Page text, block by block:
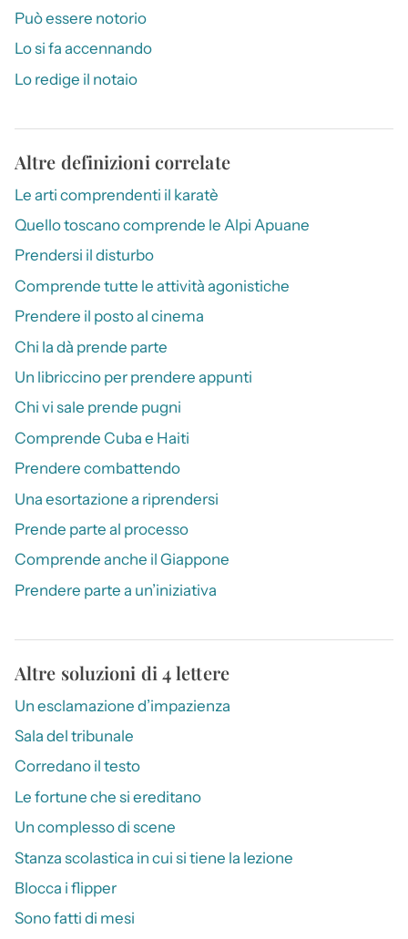
Può essere notorio
Lo si fa accennando
Lo redige il notaio
Altre definizioni correlate
Le arti comprendenti il karatè
Quello toscano comprende le Alpi Apuane
Prendersi il disturbo
Comprende tutte le attività agonistiche
Prendere il posto al cinema
Chi la dà prende parte
Un libriccino per prendere appunti
Chi vi sale prende pugni
Comprende Cuba e Haiti
Prendere combattendo
Una esortazione a riprendersi
Prende parte al processo
Comprende anche il Giappone
Prendere parte a un’iniziativa
Altre soluzioni di 4 lettere
Un esclamazione d’impazienza
Sala del tribunale
Corredano il testo
Le fortune che si ereditano
Un complesso di scene
Stanza scolastica in cui si tiene la lezione
Blocca i flipper
Sono fatti di mesi